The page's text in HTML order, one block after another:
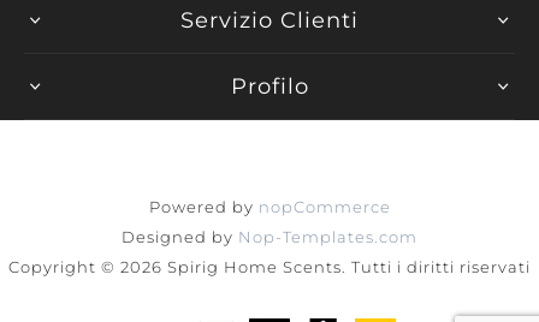
Servizio Clienti
Profilo
Powered by nopCommerce
Designed by Nop-Templates.com
Copyright © 2026 Spirig Home Scents. Tutti i diritti riservati